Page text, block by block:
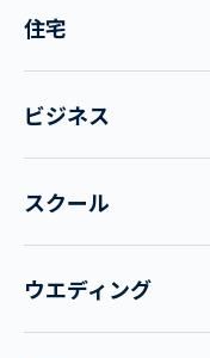
住宅
ビジネス
スクール
ウエディング